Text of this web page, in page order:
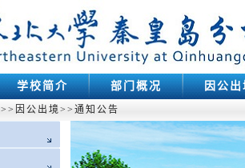
学校简介 部门概况 因公
>> 因公出境>> 通知公告